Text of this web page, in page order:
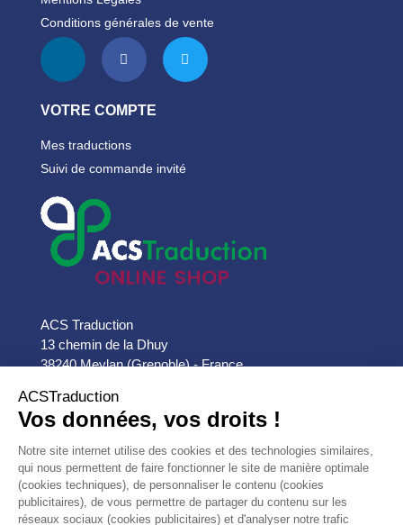
Conditions générales de vente
VOTRE COMPTE
Mes traductions
Suivi de commande invité
ACS Traduction
13 chemin de la Dhuy
38240 Meylan (Grenoble) - France
 33 (0)9 72 555 888
 contact@acs-traduction.com
PRODUITS  
NOTRE SOCIÉTÉ